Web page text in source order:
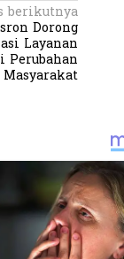
berikutnya
Dorong
Layanan
Perubahan